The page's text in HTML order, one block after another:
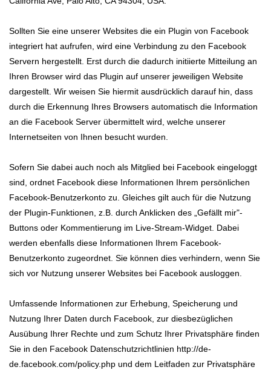
Sollten Sie eine unserer Websites die ein Plugin von Facebook
integriert hat aufrufen, wird eine Verbindung zu den Facebook
Servern hergestellt. Erst durch die dadurch initiierte Mitteilung an
Ihren Browser wird das Plugin auf unserer jeweiligen Website
dargestellt. Wir weisen Sie hiermit ausdrücklich darauf hin, dass
durch die Erkennung Ihres Browsers automatisch die Information
an die Facebook Server übermittelt wird, welche unserer
Internetseiten von Ihnen besucht wurden.
Sofern Sie dabei auch noch als Mitglied bei Facebook eingeloggt
sind, ordnet Facebook diese Informationen Ihrem persönlichen
Facebook-Benutzerkonto zu. Gleiches gilt auch für die Nutzung
der Plugin-Funktionen, z.B. durch Anklicken des „Gefällt mir"-
Buttons oder Kommentierung im Live-Stream-Widget. Dabei
werden ebenfalls diese Informationen Ihrem Facebook-
Benutzerkonto zugeordnet. Sie können dies verhindern, wenn Sie
sich vor Nutzung unserer Websites bei Facebook ausloggen.
Umfassende Informationen zur Erhebung, Speicherung und
Nutzung Ihrer Daten durch Facebook, zur diesbezüglichen
Ausübung Ihrer Rechte und zum Schutz Ihrer Privatsphäre finden
Sie in den Facebook Datenschutzrichtlinien http://de-
de.facebook.com/policy.php und dem Leitfaden zur Privatsphäre